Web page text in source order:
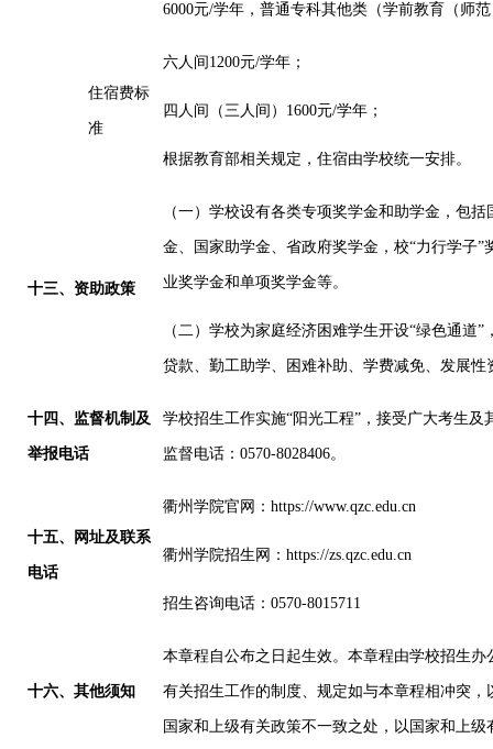
6000元/学年， 普通专科其他类（学前教育（师
住宿费标
准
六人间 1200元/学年；
四人间（三人间） 1600元/学年；
根据教育部相关规定，住宿由学校统一安排。
十三、资助政策
（一）学校设有各类专项奖学金和助学金，包
金、国家助学金、省政府奖学金 ， 校“力行学子”
业奖学金和单项奖学金等。
（二）学校为家庭经济困难学生开设“绿色通道”
贷款、勤工助学、困难补助、学费减免、发展性
十四 、监督机制及
举报电话
学校招生工作实施“阳光工程”，接受广大考生及
监督电话： 0570-8028406。
十五、网址及联系
电话
衢州学院官网： https://www.qzc.edu.cn
衢州学院招生网： https://zs.qzc.edu.cn
招生咨询电话： 0570-8015711
十六、其他须知
本章程自公布之日起生效。本章程由学校招生
有关招生工作的制度、规定如与本章程相冲突
国家和上级有关政策不一致之处，以国家和上级